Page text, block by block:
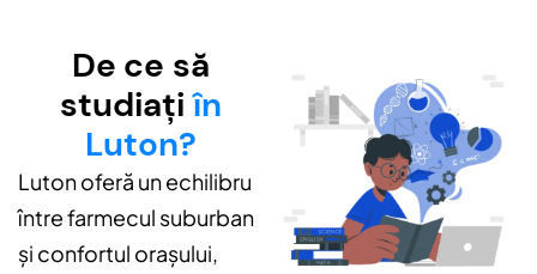
De ce să
studiațiîn
Luton?
Luton oferă un echilibru
între farmecul suburban
și confortul orașului,